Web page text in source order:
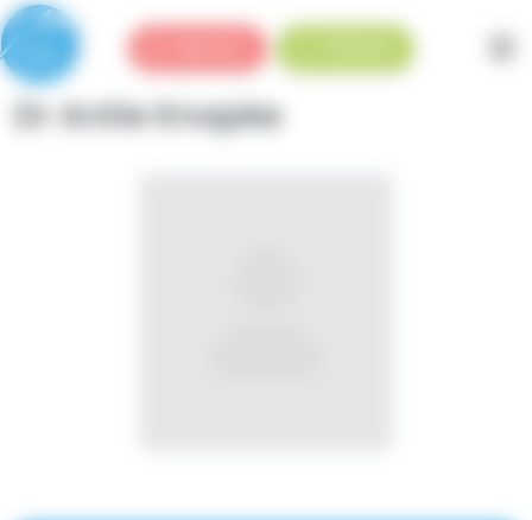
Dr Antie Knapke
Panneau de gestion des cookies